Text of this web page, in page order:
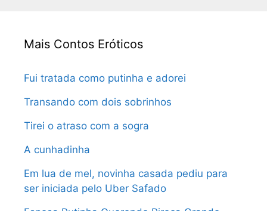
Mais Contos Eróticos
Fui tratada como putinha e adorei
Transando com dois sobrinhos
Tirei o atraso com a sogra
A cunhadinha
Em lua de mel, novinha casada pediu para
ser iniciada pelo Uber Safado